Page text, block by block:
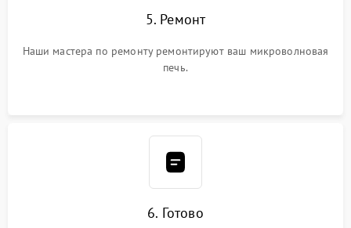
5. Ремонт
Наши мастера по ремонту ремонтируют ваш микроволновая
печь.
6. Готово